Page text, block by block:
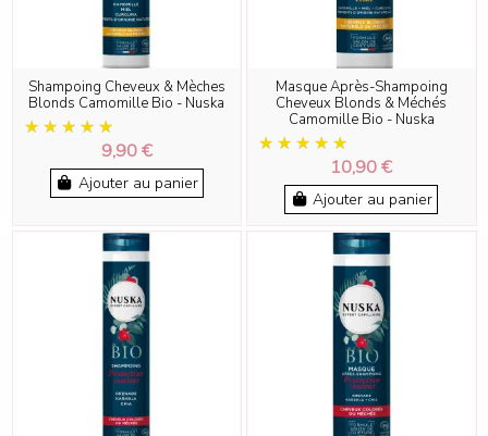
Shampoing Cheveux & Mèches
Blonds Camomille Bio - Nuska
9,90 €
Ajouter au panier
Masque Après-Shampoing
Cheveux Blonds & Méchés
Camomille Bio - Nuska
10,90 €
Ajouter au panier